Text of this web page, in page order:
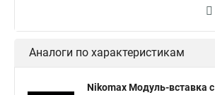
Аналоги по характеристикам
Nikomax Модуль-вставка с